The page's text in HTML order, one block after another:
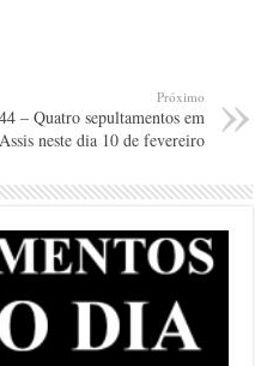
Próximo
– Quatro sepultamentos em
Assis neste dia 10 de fevereiro